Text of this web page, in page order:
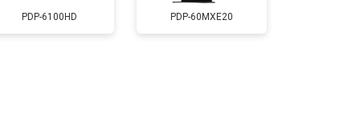
5500 ₽
PDP-6100HD PDP-60MXE20